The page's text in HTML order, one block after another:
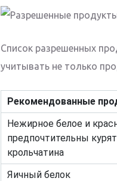
Список разрешенных
учитывать не только
Рекомендованные
Нежирное белое и
предпочтительны
крольчатина
Яичный белок